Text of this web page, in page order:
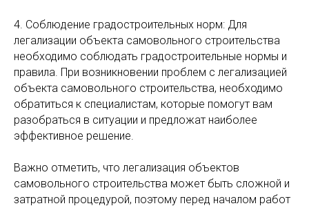
4. Соблюдение градостроительных норм: Для
легализации объекта самовольного строительства
необходимо соблюдать градостроительные нормы и
правила. При возникновении проблем с легализацией
объекта самовольного строительства, необходимо
обратиться к специалистам, которые помогут вам
разобраться в ситуации и предложат наиболее
эффективное решение.
Важно отметить, что легализация объектов
самовольного строительства может быть сложной и
затратной процедурой, поэтому перед началом работ